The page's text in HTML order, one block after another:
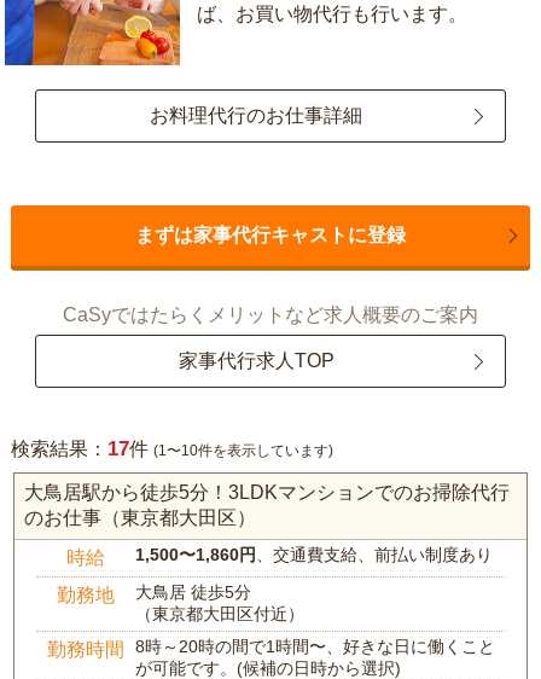
ば、お買い物代行も行います。
お料理代行のお仕事詳細
まずは家事代行キャストに登録
CaSyではたらくメリットなど求人概要のご案内
家事代行求人TOP
検索結果： 17件 (1〜10件を表示しています)
大鳥居駅から徒歩5分！3LDKマンションでのお掃除代行
のお仕事（東京都大田区）
時給 1,500〜1,860円 、交通費支給、前払い制度あり
勤務地
大鳥居 徒歩5分
（東京都大田区付近）
勤務時間
8時～20時の間で1時間〜、好きな日に働くこと
が可能です。(候補の日時から選択)